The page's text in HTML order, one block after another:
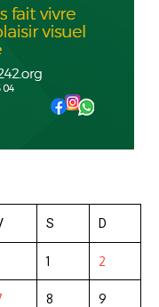
S D
1 2
8 9